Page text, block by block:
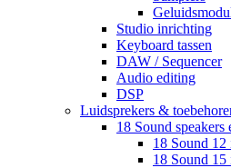
Studio inrichting
Keyboard tassen
DAW / Sequencer
Audio editing
DSP
Luidsprekers &
18 Sound speakers
18 Sound 12
18 Sound